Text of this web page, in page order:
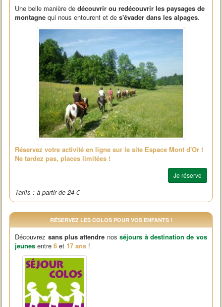
Une belle manière dedécouvrir ou redécouvrir les paysages de
montagne qui nous entourent et des'évader dans les alpages.
Réservez votre activité en ligne sur le site Espace Mont d'Or !
Ne tardez pas, places limitées !
Je réserve
Tarifs : à partir de 24 €
RÉSERVEZ LES COLOS POUR VOS ENFANTS !
Découvrez sans plus attendre nosséjours à destination de vos
jeunes entre6 et 17 ans !